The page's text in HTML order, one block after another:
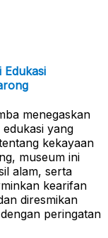
Edukasi
menegaskan
edukasi yang
kekayaan
museum ini
alam, serta
kearifan
diresmikan
peringatan